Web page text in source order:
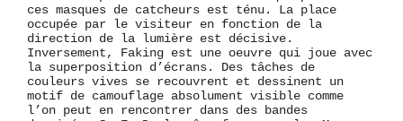
ces masques de catcheurs est ténu. La place
occupée par le visiteur en fonction de la
direction de la lumière est décisive.
Inversement, Faking est une oeuvre qui joue avec
la superposition d’écrans. Des tâches de
couleurs vives se recouvrent et dessinent un
motif de camouflage absolument visible comme
l’on peut en rencontrer dans des bandes